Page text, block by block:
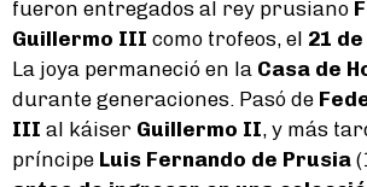
fueron entregados al rey prusiano
Guillermo III como trofeos, el 21
La joya permaneció en la Casa de
durante generaciones. Pasó de
III al káiser Guillermo II, y más
príncipe Luis Fernando de Prusia